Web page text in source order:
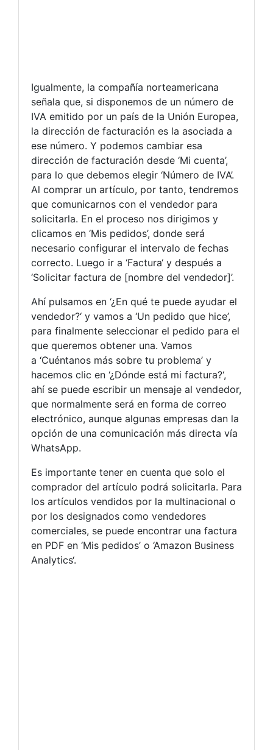
Igualmente, la compañía norteamericana
señala que, si disponemos de un número de
IVA emitido por un país de la Unión Europea,
la dirección de facturación es la asociada a
ese número. Y podemos cambiar esa
dirección de facturación desde ‘Mi cuenta’,
para lo que debemos elegir ‘Número de IVA’.
Al comprar un artículo, por tanto, tendremos
que comunicarnos con el vendedor para
solicitarla. En el proceso nos dirigimos y
clicamos en ‘Mis pedidos’, donde será
necesario configurar el intervalo de fechas
correcto. Luego ir a ‘Factura‘ y después a
‘Solicitar factura de [nombre del vendedor]’.
Ahí pulsamos en ‘¿En qué te puede ayudar el
vendedor?‘ y vamos a ‘Un pedido que hice’,
para finalmente seleccionar el pedido para el
que queremos obtener una. Vamos
a ‘Cuéntanos más sobre tu problema’ y
hacemos clic en ‘¿Dónde está mi factura?‘,
ahí se puede escribir un mensaje al vendedor,
que normalmente será en forma de correo
electrónico, aunque algunas empresas dan la
opción de una comunicación más directa vía
WhatsApp.
Es importante tener en cuenta que solo el
comprador del artículo podrá solicitarla. Para
los artículos vendidos por la multinacional o
por los designados como vendedores
comerciales, se puede encontrar una factura
en PDF en ‘Mis pedidos’ o ‘Amazon Business
Analytics‘.